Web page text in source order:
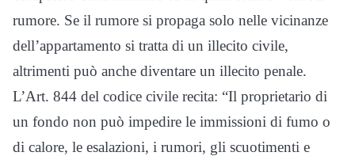
rumore. Se il rumore si propaga solo nelle vicinanze
dell’appartamento si tratta di un illecito civile,
altrimenti può anche diventare un illecito penale.
L’Art. 844 del codice civile recita: “Il proprietario di
un fondo non può impedire le immissioni di fumo o
di calore, le esalazioni, i rumori, gli scuotimenti e